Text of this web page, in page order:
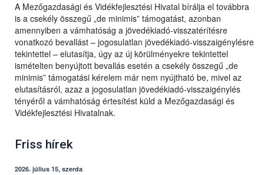
A Mezőgazdasági és Vidékfejlesztési Hivatal bírálja el továbbra
is a csekély összegű „de minimis” támogatást, azonban
amennyiben a vámhatóság a jövedékiadó-visszatérítésre
vonatkozó bevallást – jogosulatlan jövedékiadó-visszaigénylésre
tekintettel – elutasítja, úgy az új körülményekre tekintettel
ismételten benyújtott bevallás esetén a csekély összegű „de
minimis” támogatási kérelem már nem nyújtható be, mivel az
elutasításról, azaz a jogosulatlan jövedékiadó-visszaigénylés
tényéről a vámhatóság értesítést küld a Mezőgazdasági és
Vidékfejlesztési Hivatalnak.
Friss hírek
2026. július 15, szerda